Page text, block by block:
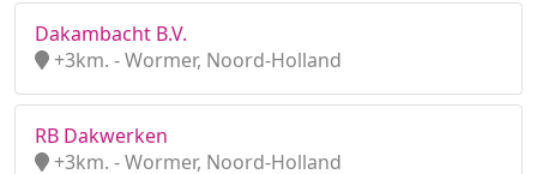
Dakambacht B.V.
+3km. - Wormer, Noord-Holland
RB Dakwerken
+3km. - Wormer, Noord-Holland